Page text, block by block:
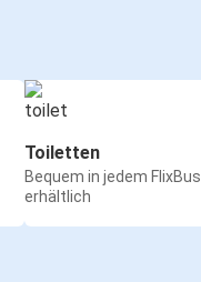
Toiletten
Bequem in jedem FlixBus
erhältlich